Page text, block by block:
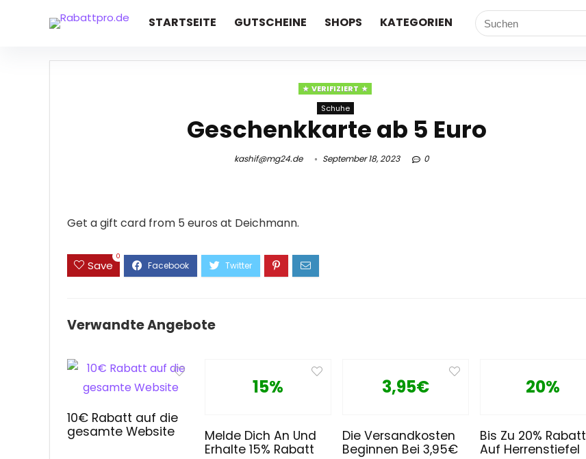
STARTSEITE GUTSCHEINE SHOPS KATEGORIEN
VERIFIZIERT
Schuhe
Geschenkkarte ab 5 Euro
kashif@mg24.de September 18, 2023 0
Get a gift card from 5 euros at Deichmann.
Save
0
Verwandte Angebote
10€ Rabatt auf die
gesamte Website
15%
Melde Dich An Und
Erhalte 15% Rabatt
3,95€
Die Versandkosten
Beginnen Bei 3,95€
20%
Bis Zu 20% Rabatt
Auf Herrenstiefel